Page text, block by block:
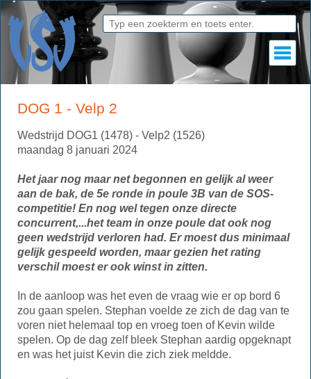
DOG 1 - Velp 2
Wedstrijd DOG1 (1478) - Velp2 (1526)
maandag 8 januari 2024
Het jaar nog maar net begonnen en gelijk al weer
aan de bak, de 5e ronde in poule 3B van de SOS-
competitie! En nog wel tegen onze directe
concurrent,...het team in onze poule dat ook nog
geen wedstrijd verloren had. Er moest dus minimaal
gelijk gespeeld worden, maar gezien het rating
verschil moest er ook winst in zitten.
In de aanloop was het even de vraag wie er op bord 6
zou gaan spelen. Stephan voelde ze zich de dag van te
voren niet helemaal top en vroeg toen of Kevin wilde
spelen. Op de dag zelf bleek Stephan aardig opgeknapt
en was het juist Kevin die zich ziek meldde.